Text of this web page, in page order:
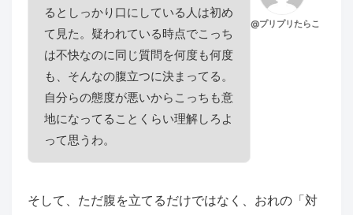
@プリプリたらこ
るとしっかり口にしている人は初め
て見た。疑われている時点でこっち
は不快なのに同じ質問を何度も何度
も、そんなの腹立つに決まってる。
自分らの態度が悪いからこっちも意
地になってることくらい理解しろよ
って思うわ。
そして、ただ腹を立てるだけではなく、おれの「対